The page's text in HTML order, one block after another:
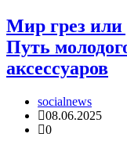
Мир грез или
Путь
аксессуаров
socialnews
08.06.2025
0